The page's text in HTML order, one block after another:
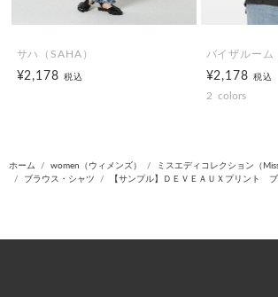
サハ（SAHA）
¥2,178税込
バイザルーム
¥2,178税込
2 colors
ホーム women（ウィメンズ）
ミスエディコレクション（
ブラウス・シャツ
【サンプル】ＤＥＶＥＡＵＸプリント ブ